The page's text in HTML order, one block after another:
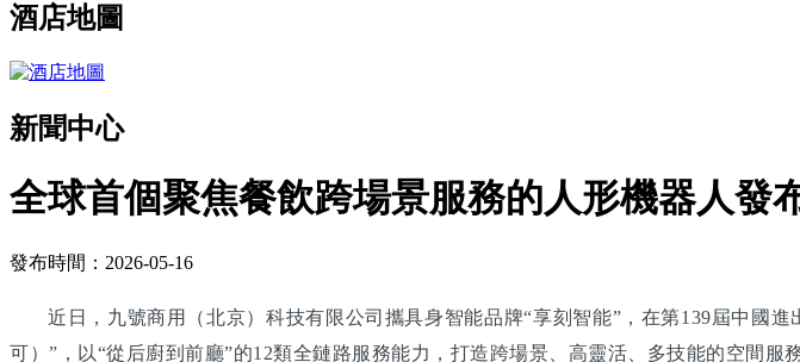
酒店地圖
新聞中心
全球首個聚焦餐飲跨場景服務的人形機器人發
發布時間：2026-05-16
近日，九號商用（北京）科技有限公司攜具身智能品牌“享刻智能”，在第139屆中國
可）”，以“從后廚到前廳”的12類全鏈路服務能力，打造跨場景、高靈活、多技能的空間